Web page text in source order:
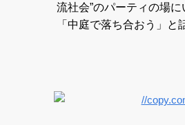
流社会”のパーティの場に
「中庭で落ち合おう」